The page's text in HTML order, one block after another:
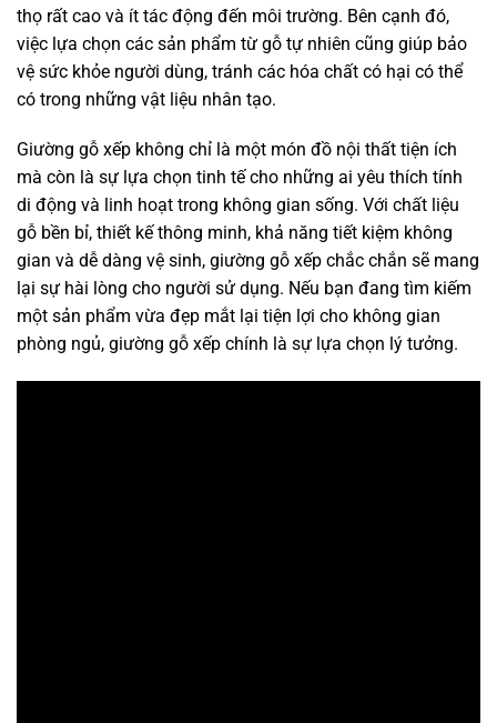
thọ rất cao và ít tác động đến môi trường. Bên cạnh đó,
việc lựa chọn các sản phẩm từ gỗ tự nhiên cũng giúp bảo
vệ sức khỏe người dùng, tránh các hóa chất có hại có thể
có trong những vật liệu nhân tạo.
Giường gỗ xếp không chỉ là một món đồ nội thất tiện ích
mà còn là sự lựa chọn tinh tế cho những ai yêu thích tính
di động và linh hoạt trong không gian sống. Với chất liệu
gỗ bền bỉ, thiết kế thông minh, khả năng tiết kiệm không
gian và dễ dàng vệ sinh, giường gỗ xếp chắc chắn sẽ mang
lại sự hài lòng cho người sử dụng. Nếu bạn đang tìm kiếm
một sản phẩm vừa đẹp mắt lại tiện lợi cho không gian
phòng ngủ, giường gỗ xếp chính là sự lựa chọn lý tưởng.